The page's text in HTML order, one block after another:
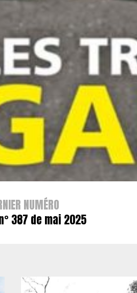
NUMÉRO
387 de mai 2025